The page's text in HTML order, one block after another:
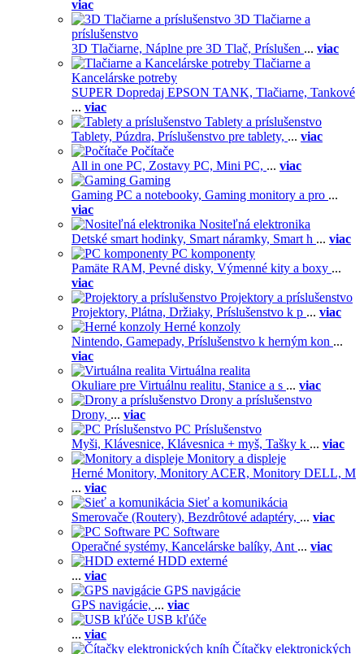
viac
3D Tlačiarne a
príslušenstvo
3D Tlačiarne, Náplne pre 3D Tlač, Príslušen ... viac
Tlačiarne a
Kancelárske potreby
SUPER Dopredaj EPSON TANK, Tlačiarne, Tankové
... viac
Tablety a príslušenstvo
Tablety, Púzdra, Príslušenstvo pre tablety, ... viac
Počítače
All in one PC, Zostavy PC, Mini PC, ... viac
Gaming
Gaming PC a notebooky, Gaming monitory a pro ...
viac
Nositeľná elektronika
Detské smart hodinky, Smart náramky, Smart h ... viac
PC komponenty
Pamäte RAM, Pevné disky, Výmenné kity a boxy ...
viac
Projektory a príslušenstvo
Projektory, Plátna, Držiaky, Príslušenstvo k p ... viac
Herné konzoly
Nintendo, Gamepady, Príslušenstvo k herným kon ...
viac
Virtuálna realita
Okuliare pre Virtuálnu realitu, Stanice a s ... viac
Drony a príslušenstvo
Drony, ... viac
PC Príslušenstvo
Myši, Klávesnice, Klávesnica + myš, Tašky k ... viac
Monitory a displeje
Herné Monitory, Monitory ACER, Monitory DELL, M
... viac
Sieť a komunikácia
Smerovače (Routery), Bezdrôtové adaptéry, ... viac
PC Software
Operačné systémy, Kancelárske balíky, Ant ... viac
HDD externé
... viac
GPS navigácie
GPS navigácie, ... viac
USB kľúče
... viac
Čítačky elektronických